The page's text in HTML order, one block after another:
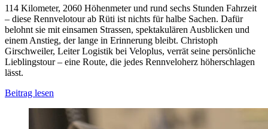
114 Kilometer, 2060 Höhenmeter und rund sechs Stunden Fahrzeit
– diese Rennvelotour ab Rüti ist nichts für halbe Sachen. Dafür
belohnt sie mit einsamen Strassen, spektakulären Ausblicken und
einem Anstieg, der lange in Erinnerung bleibt. Christoph
Girschweiler, Leiter Logistik bei Veloplus, verrät seine persönliche
Lieblingstour – eine Route, die jedes Rennveloherz höherschlagen
lässt.
Beitrag lesen